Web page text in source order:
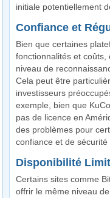
initiale potentiellement
Confiance et
Bien que certaines
fonctionnalités et
niveau de
Cela peut être
investisseurs
exemple, bien que
pas de licence en
des problèmes pour
confiance et de sécurité
Disponibilité
Certains sites comme
offrir le même niveau